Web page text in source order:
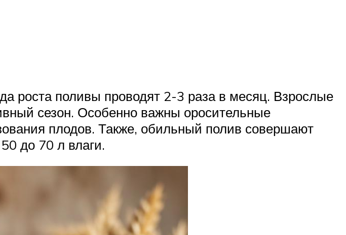
роста поливы проводят 2-3 раза в месяц. Взрослые
сезон. Особенно важны оросительные
плодов. Также, обильный полив совершают
до 70 л влаги.